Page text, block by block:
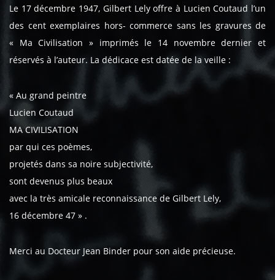
Le 17 décembre 1947, Gilbert Lely offre à Lucien Coutaud l’un
des cent exemplaires hors- commerce sans les gravures de
« Ma Civilisation » imprimés le 14 novembre dernier et
réservés à l’auteur. La dédicace est datée de la veille :
« Au grand peintre
Lucien Coutaud
MA CIVILISATION
par qui ces poèmes,
projetés dans sa noire subjectivité,
sont devenus plus beaux
avec la très amicale reconnaissance de Gilbert Lely,
16 décembre 47 » .
Merci au Docteur Jean Binder pour son aide précieuse.